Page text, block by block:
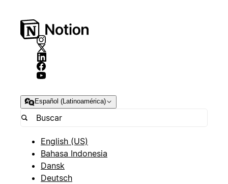
Español (Latinoamérica)
English (US)
Bahasa Indonesia
Dansk
Deutsch